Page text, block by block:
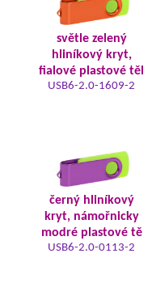
světle zelený
hliníkový kryt,
fialové plastové těl
USB6-2.0-1609-2
černý hliníkový
kryt, námořnicky
modré plastové tě
USB6-2.0-0113-2